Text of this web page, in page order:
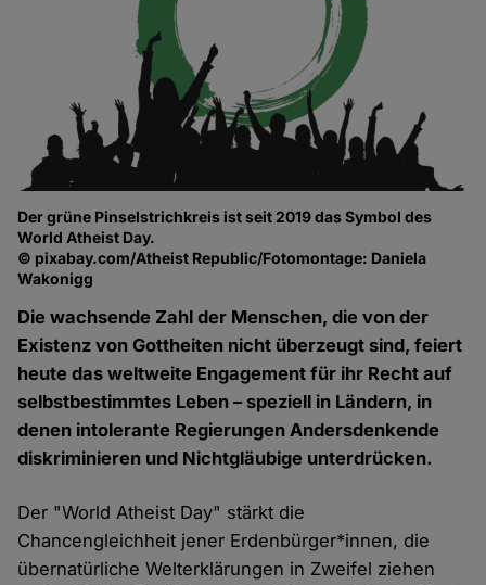
Der grüne Pinselstrichkreis ist seit 2019 das Symbol des
World Atheist Day.
© pixabay.com/Atheist Republic/Fotomontage: Daniela
Wakonigg
Die wachsende Zahl der Menschen, die von der
Existenz von Gottheiten nicht überzeugt sind, feiert
heute das weltweite Engagement für ihr Recht auf
selbstbestimmtes Leben – speziell in Ländern, in
denen intolerante Regierungen Andersdenkende
diskriminieren und Nichtgläubige unterdrücken.
Der "World Atheist Day" stärkt die
Chancengleichheit jener Erdenbürger*innen, die
übernatürliche Welterklärungen in Zweifel ziehen